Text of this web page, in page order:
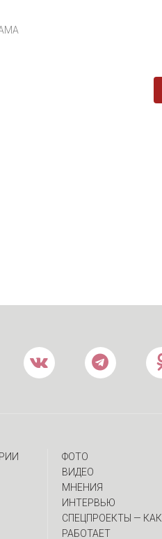
ФОТО
ВИДЕО
МНЕНИЯ
ИНТЕРВЬЮ
CПЕЦПРОЕКТЫ —
РАБОТАЕТ